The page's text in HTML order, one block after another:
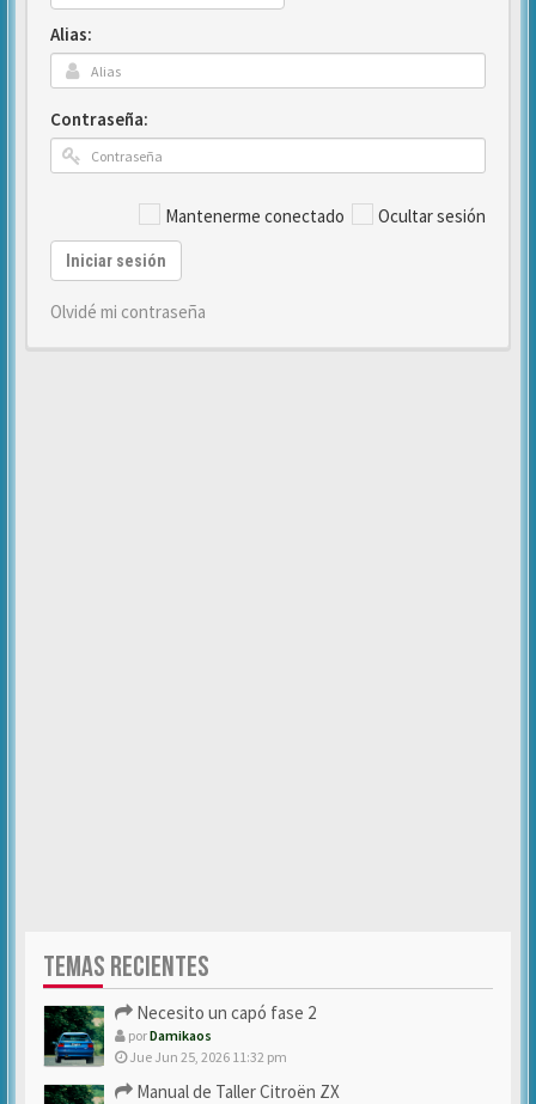
Alias:
Contraseña:
Mantenerme conectado Ocultar sesión
Iniciar sesión
Olvidé mi contraseña
TEMAS RECIENTES
Necesito un capó fase 2
porDamikaos
Jue Jun 25, 2026 11:32 pm
Manual de Taller Citroën ZX